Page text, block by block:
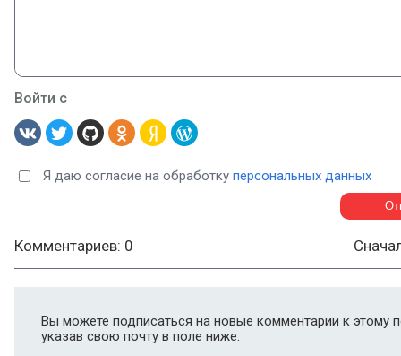
Войти с
Я даю согласие на обработку персональных данных
Комментариев: 0
Вы можете подписаться на новые комментарии к этому
указав свою почту в поле ниже: